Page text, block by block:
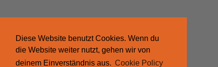
Diese Website benutzt Cookies. Wenn du
die Website weiter nutzt, gehen wir von
deinem Einverständnis aus. Cookie Policy